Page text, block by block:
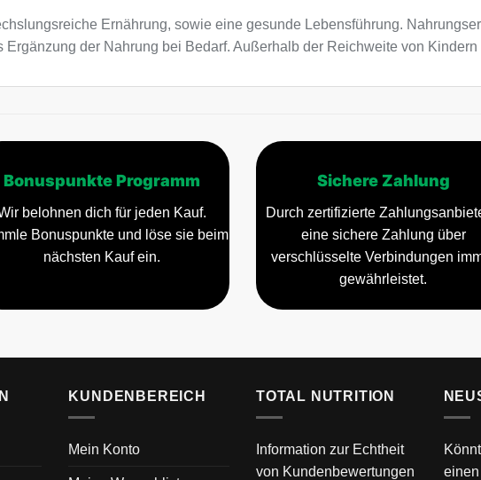
Ernährung, sowie eine gesunde Lebensführung.
der Nahrung bei Bedarf. Außerhalb der Reichweite von Kindern
Bonuspunkte Programm
belohnen dich für jeden Kauf.
Bonuspunkte und löse sie beim
nächsten Kauf ein.
Sichere Zahlung
Durch zertifizierte
eine sichere Zahlung über
verschlüsselte Verbindungen
gewährleistet.
KUNDENBEREICH
Mein Konto
TOTAL NUTRITION
Information zur Echtheit
von Kundenbewertungen